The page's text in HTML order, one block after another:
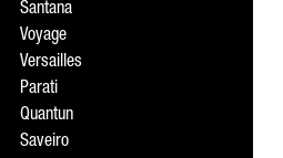
Santana
Voyage
Versailles
Parati
Quantun
Saveiro